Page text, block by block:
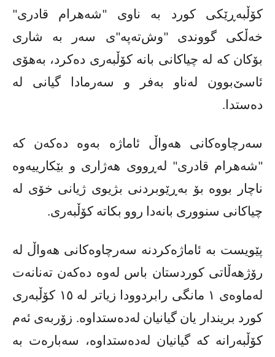
کۆڵبەڕێکی کورد بە ناوی "شەهرام قادری"
خەڵکی گووندی "وش‌تەپە"ی سەر بە شاری
بۆکان کە لە چیاکانی بانە کۆڵبەری دەکرد، بەهۆی
ئاسێ‌بوون لەناو بەفر و سەرمادا گیانی لە
دەستدا.
سەرچاوەکانی هەواڵ ئاماژە بەوە دەکەن کە
"شەهرام قادری" لەڕووی هەژاری و بێکارییەوە
ناچار بووە بۆ بەڕێوبردنی بژیوی ژیانی خۆی لە
چیاکانی سنووری بانەدا روو بکاتە کۆڵبەری.
پێویست بە ئاماژەکردنە سەرچاوەکانی هەواڵ لە
رۆژهەڵاتی کوردستان باس لەوە دەکەن تەنانەت
لەماوەی ١ مانگی رابردوودا زیاتر لە ١٥ کۆڵبەری
کورد بریندار یان گیانیان لەدەستداوە. زۆربەی ئەم
کۆڵبەرانە کە گیانیان لەدەستداوە، سەبارەت بە